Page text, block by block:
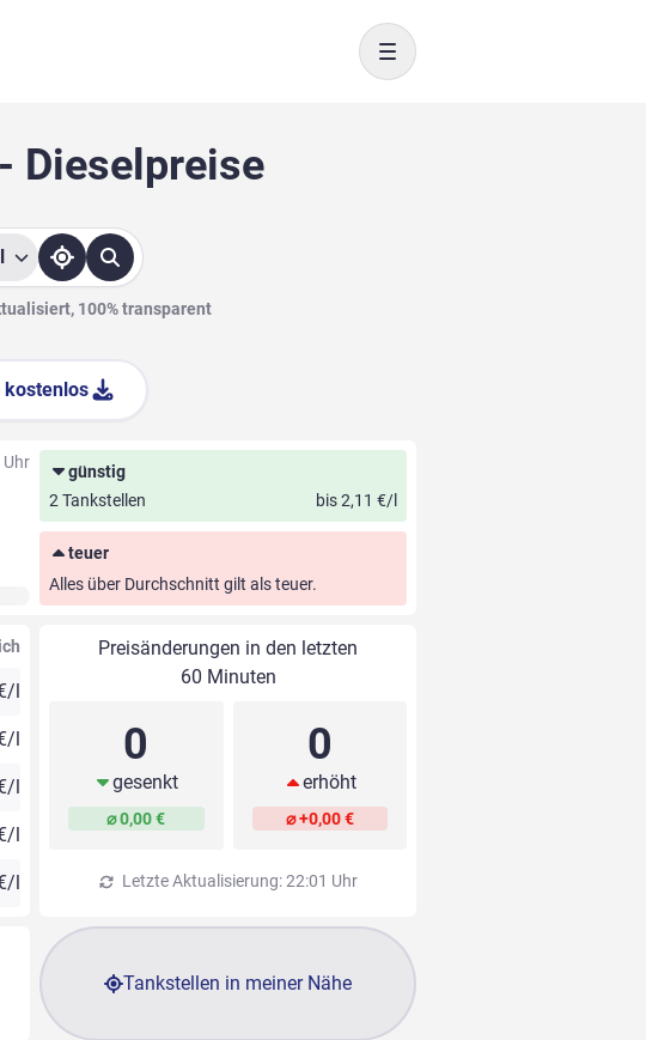
Toggle navigation
Dieselpreise
100% transparent
kostenlos
Uhr
günstig
2 Tankstellen
bis 2,11 €/l
teuer
Alles über Durchschnitt gilt als teuer.
l
l
l
l
l
Preisänderungen in den letzten
60 Minuten
0
gesenkt
⌀ 0,00 €
0
erhöht
⌀ +0,00 €
Letzte Aktualisierung: 22:01 Uhr
Tankstellen in meiner Nähe